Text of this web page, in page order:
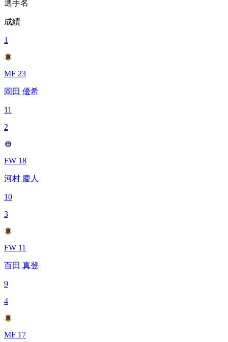
選手名
成績
1
MF 23
岡田 優希
11
2
FW 18
河村 慶人
10
3
FW 11
百田 真登
9
4
MF 17